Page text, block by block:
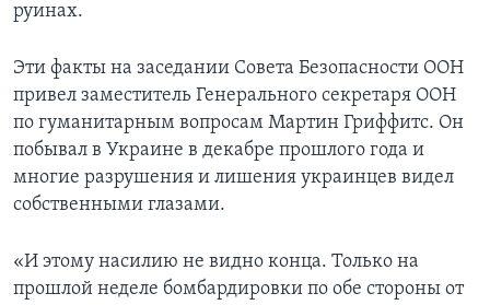
руинах.
Эти факты на заседании Совета Безопасности ООН
привел заместитель Генерального секретаря ООН
по гуманитарным вопросам Мартин Гриффитс. Он
побывал в Украине в декабре прошлого года и
многие разрушения и лишения украинцев видел
собственными глазами.
«И этому насилию не видно конца. Только на
прошлой неделе бомбардировки по обе стороны от